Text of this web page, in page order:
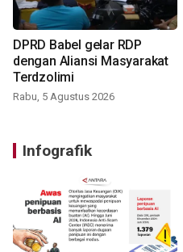
DPRD Babel gelar RDP
dengan Aliansi Masyarakat
Terdzolimi
Rabu, 5 Agustus 2026
Infografik